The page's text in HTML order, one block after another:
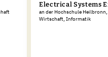
Electrical Systems
an der Hochschule
Wirtschaft, Informatik